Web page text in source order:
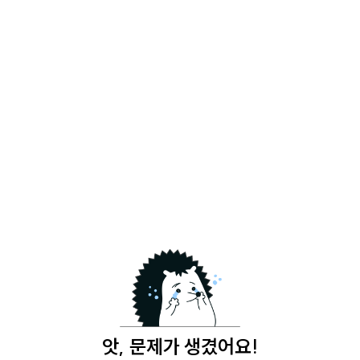
앗, 문제가 생겼어요!